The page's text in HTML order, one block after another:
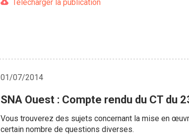
Télécharger la publication
01/07/2014
SNA Ouest : Compte rendu du CT du
Vous trouverez des sujets concernant la mise en
certain nombre de questions diverses.